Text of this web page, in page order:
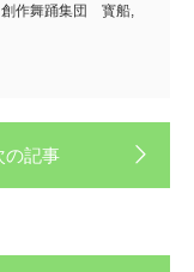
創作舞踊集団 寳船